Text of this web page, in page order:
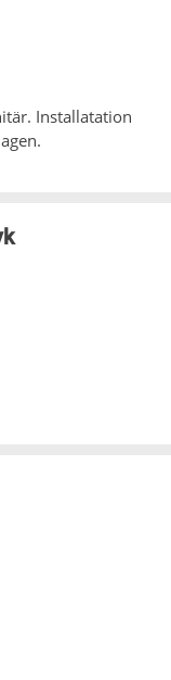
Installatation